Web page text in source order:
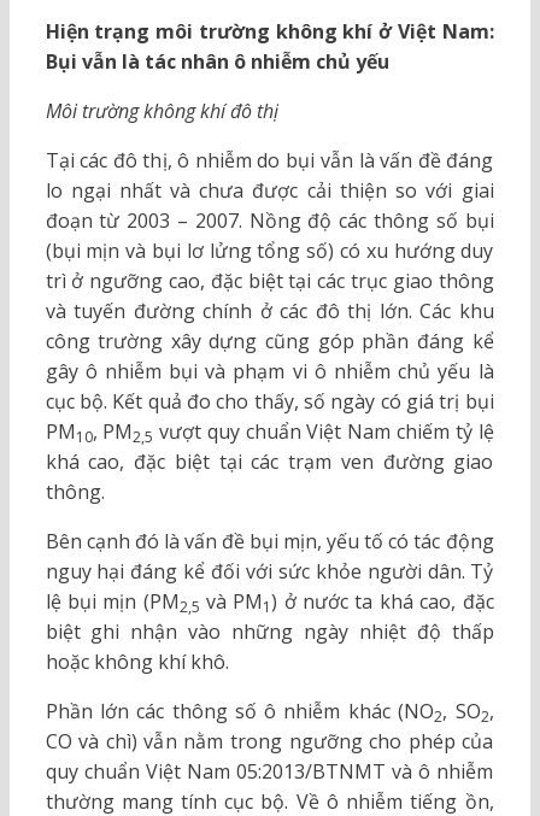
Hiện trạng môi trường không khí ở Việt Nam:
Bụi vẫn là tác nhân ô nhiễm chủ yếu
Môi trường không khí đô thị
Tại các đô thị, ô nhiễm do bụi vẫn là vấn đề đáng
lo ngại nhất và chưa được cải thiện so với giai
đoạn từ 2003 – 2007. Nồng độ các thông số bụi
(bụi mịn và bụi lơ lửng tổng số) có xu hướng duy
trì ở ngưỡng cao, đặc biệt tại các trục giao thông
và tuyến đường chính ở các đô thị lớn. Các khu
công trường xây dựng cũng góp phần đáng kể
gây ô nhiễm bụi và phạm vi ô nhiễm chủ yếu là
cục bộ. Kết quả đo cho thấy, số ngày có giá trị bụi
PM10, PM2,5 vượt quy chuẩn Việt Nam chiếm tỷ lệ
khá cao, đặc biệt tại các trạm ven đường giao
thông.
Bên cạnh đó là vấn đề bụi mịn, yếu tố có tác động
nguy hại đáng kể đối với sức khỏe người dân. Tỷ
lệ bụi mịn (PM2,5 và PM1) ở nước ta khá cao, đặc
biệt ghi nhận vào những ngày nhiệt độ thấp
hoặc không khí khô.
Phần lớn các thông số ô nhiễm khác (NO2, SO2,
CO và chì) vẫn nằm trong ngưỡng cho phép của
quy chuẩn Việt Nam 05:2013/BTNMT và ô nhiễm
thường mang tính cục bộ. Về ô nhiễm tiếng ồn,